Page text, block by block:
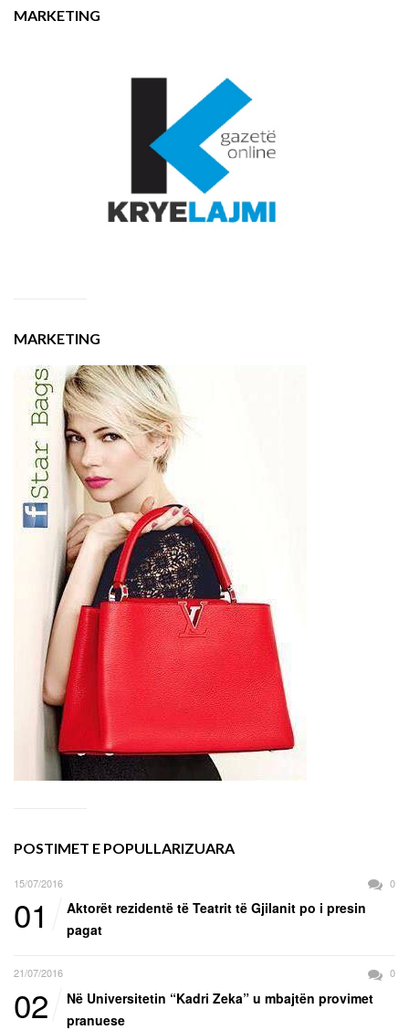
MARKETING
MARKETING
POSTIMET E POPULLARIZUARA
15/07/2016 0
01
Aktorët rezidentë të Teatrit të Gjilanit po i presin
pagat
21/07/2016 0
02
Në Universitetin “Kadri Zeka” u mbajtën provimet
pranuese